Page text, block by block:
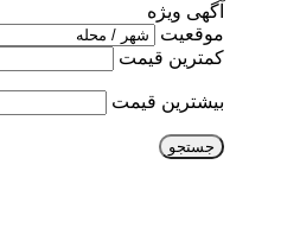
آگهی ویژه
موقعیت
کمترین قیمت
بیشترین قیمت
جستجو